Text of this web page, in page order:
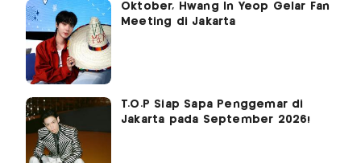
Oktober, Hwang In Yeop Gelar Fan
Meeting di Jakarta
T.O.P Siap Sapa Penggemar di
Jakarta pada September 2026!